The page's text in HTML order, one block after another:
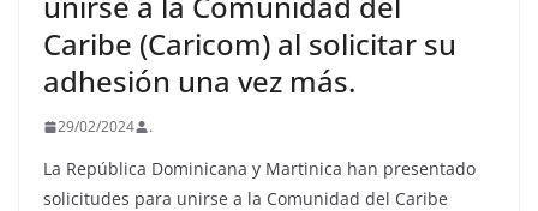
Caribe (Caricom) al solicitar su
adhesión una vez más.
29/02/2024 .
La República Dominicana y Martinica han presentado
solicitudes para unirse a la Comunidad del Caribe